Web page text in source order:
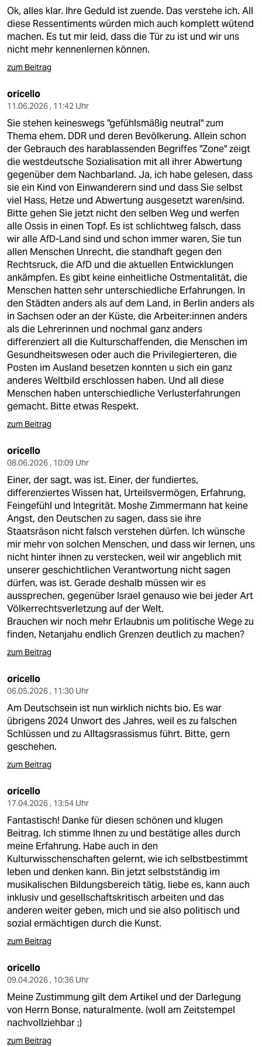
Ok, alles klar. Ihre Geduld ist zuende. Das verstehe ich. All
diese Ressentiments würden mich auch komplett wütend
machen. Es tut mir leid, dass die Tür zu ist und wir uns
nicht mehr kennenlernen können.
zum Beitrag
oricello
11.06.2026 , 11:42 Uhr
Sie stehen keineswegs "gefühlsmäßig neutral" zum
Thema ehem. DDR und deren Bevölkerung. Allein schon
der Gebrauch des harablassenden Begriffes "Zone" zeigt
die westdeutsche Sozialisation mit all ihrer Abwertung
gegenüber dem Nachbarland. Ja, ich habe gelesen, dass
sie ein Kind von Einwanderern sind und dass Sie selbst
viel Hass, Hetze und Abwertung ausgesetzt waren/sind.
Bitte gehen Sie jetzt nicht den selben Weg und werfen
alle Ossis in einen Topf. Es ist schlichtweg falsch, dass
wir alle AfD-Land sind und schon immer waren, Sie tun
allen Menschen Unrecht, die standhaft gegen den
Rechtsruck, die AfD und die aktuellen Entwicklungen
ankämpfen. Es gibt keine einheitliche Ostmentalität, die
Menschen hatten sehr unterschiedliche Erfahrungen. In
den Städten anders als auf dem Land, in Berlin anders als
in Sachsen oder an der Küste, die Arbeiter:innen anders
als die Lehrerinnen und nochmal ganz anders
differenziert all die Kulturschaffenden, die Menschen im
Gesundheitswesen oder auch die Privilegierteren, die
Posten im Ausland besetzen konnten u sich ein ganz
anderes Weltbild erschlossen haben. Und all diese
Menschen haben unterschiedliche Verlusterfahrungen
gemacht. Bitte etwas Respekt.
zum Beitrag
oricello
08.06.2026 , 10:09 Uhr
Einer, der sagt, was ist. Einer, der fundiertes,
differenziertes Wissen hat, Urteilsvermögen, Erfahrung,
Feingefühl und Integrität. Moshe Zimmermann hat keine
Angst, den Deutschen zu sagen, dass sie ihre
Staatsräson nicht falsch verstehen dürfen. Ich wünsche
mir mehr von solchen Menschen, und dass wir lernen, uns
nicht hinter ihnen zu verstecken, weil wir angeblich mit
unserer geschichtlichen Verantwortung nicht sagen
dürfen, was ist. Gerade deshalb müssen wir es
aussprechen, gegenüber Israel genauso wie bei jeder Art
Völkerrechtsverletzung auf der Welt.
Brauchen wir noch mehr Erlaubnis um politische Wege zu
finden, Netanjahu endlich Grenzen deutlich zu machen?
zum Beitrag
oricello
06.05.2026 , 11:30 Uhr
Am Deutschsein ist nun wirklich nichts bio. Es war
übrigens 2024 Unwort des Jahres, weil es zu falschen
Schlüssen und zu Alltagsrassismus führt. Bitte, gern
geschehen.
zum Beitrag
oricello
17.04.2026 , 13:54 Uhr
Fantastisch! Danke für diesen schönen und klugen
Beitrag. Ich stimme Ihnen zu und bestätige alles durch
meine Erfahrung. Habe auch in den
Kulturwisschenschaften gelernt, wie ich selbstbestimmt
leben und denken kann. Bin jetzt selbstständig im
musikalischen Bildungsbereich tätig, liebe es, kann auch
inklusiv und gesellschaftskritisch arbeiten und das
anderen weiter geben, mich und sie also politisch und
sozial ermächtigen durch die Kunst.
zum Beitrag
oricello
09.04.2026 , 10:36 Uhr
Meine Zustimmung gilt dem Artikel und der Darlegung
von Herrn Bonse, naturalmente. (woll am Zeitstempel
nachvollziehbar ;)
zum Beitrag